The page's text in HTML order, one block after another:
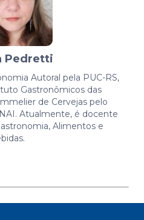
Pedretti
Autoral pela PUC-RS,
Gastronômicos das
de Cervejas pelo
Atualmente, é docente
Alimentos e